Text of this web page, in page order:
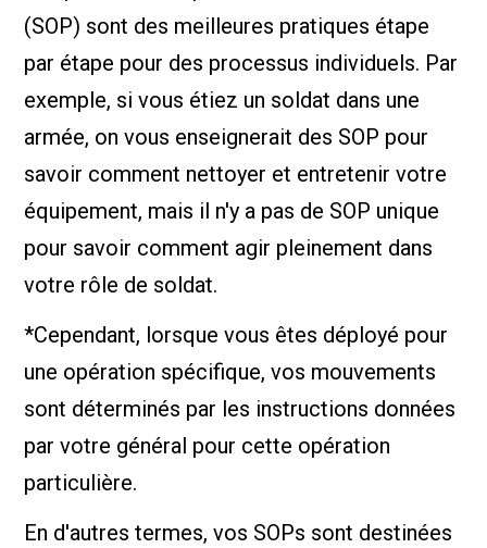
(SOP) sont des meilleures pratiques étape
par étape pour des processus individuels. Par
exemple, si vous étiez un soldat dans une
armée, on vous enseignerait des SOP pour
savoir comment nettoyer et entretenir votre
équipement, mais il n'y a pas de SOP unique
pour savoir comment agir pleinement dans
votre rôle de soldat.
*Cependant, lorsque vous êtes déployé pour
une opération spécifique, vos mouvements
sont déterminés par les instructions données
par votre général pour cette opération
particulière.
En d'autres termes, vos SOPs sont destinées